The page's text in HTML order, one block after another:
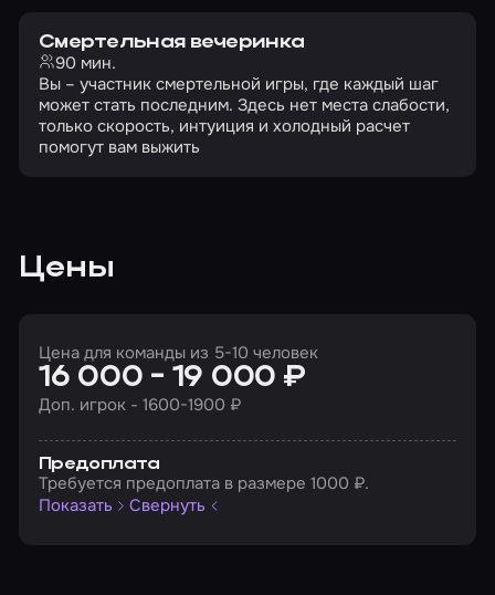
Смертельная вечеринка
90 мин.
Вы – участник смертельной игры, где каждый шаг
может стать последним. Здесь нет места слабости,
только скорость, интуиция и холодный расчет
помогут вам выжить
Цены
Цена для команды из 5-10 человек
16 000 - 19 000 ₽
Доп. игрок - 1600-1900 ₽
Предоплата
Требуется предоплата в размере 1000 ₽.
Показать
Свернуть